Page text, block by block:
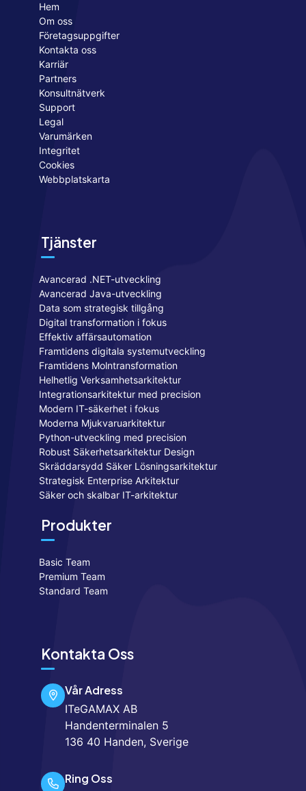
Hem
Om oss
Företagsuppgifter
Kontakta oss
Karriär
Partners
Konsultnätverk
Support
Legal
Varumärken
Integritet
Cookies
Webbplatskarta
Tjänster
Avancerad .NET-utveckling
Avancerad Java-utveckling
Data som strategisk tillgång
Digital transformation i fokus
Effektiv affärsautomation
Framtidens digitala systemutveckling
Framtidens Molntransformation
Helhetlig Verksamhetsarkitektur
Integrationsarkitektur med precision
Modern IT-säkerhet i fokus
Moderna Mjukvaruarkitektur
Python-utveckling med precision
Robust Säkerhetsarkitektur Design
Skräddarsydd Säker Lösningsarkitektur
Strategisk Enterprise Arkitektur
Säker och skalbar IT-arkitektur
Produkter
Basic Team
Premium Team
Standard Team
Kontakta Oss
Vår Adress
ITeGAMAX AB
Handenterminalen 5
136 40 Handen, Sverige
Ring Oss